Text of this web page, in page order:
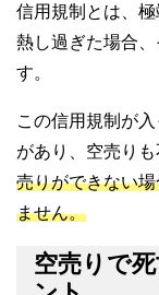
信用規制とは、
熱し過ぎた場合
す。
この信用規制が
があり、空売りも
売りができない
ません。
空売りで